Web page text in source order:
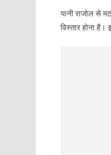
यानी राजोल से
विस्तार होना